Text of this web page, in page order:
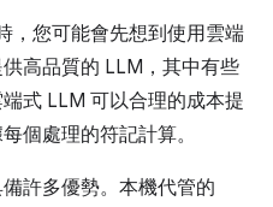
，您可能會先想到使用雲端
高品質的 LLM，其中有些
式 LLM 可以合理的成本提
個處理的符記計算。
許多優勢。本機代管的